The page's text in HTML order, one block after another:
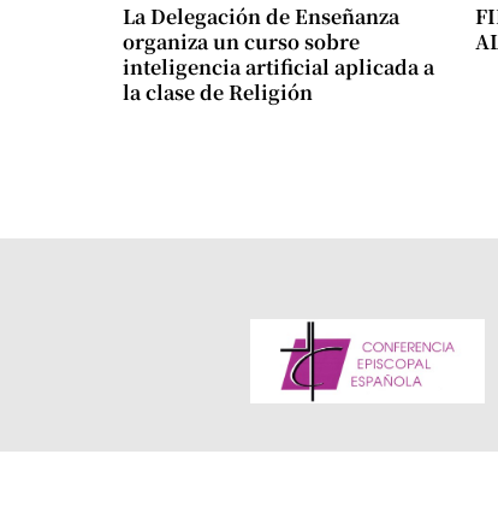
La Delegación de Enseñanza
organiza un curso sobre
inteligencia artificial aplicada a
la clase de Religión